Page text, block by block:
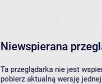
Niewspierana
Ta przeglądarka nie jest
pobierz aktualną wersję